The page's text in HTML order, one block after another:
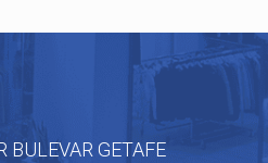
BULEVAR GETAFE